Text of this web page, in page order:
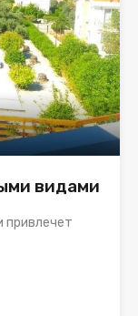
видами
привлечет